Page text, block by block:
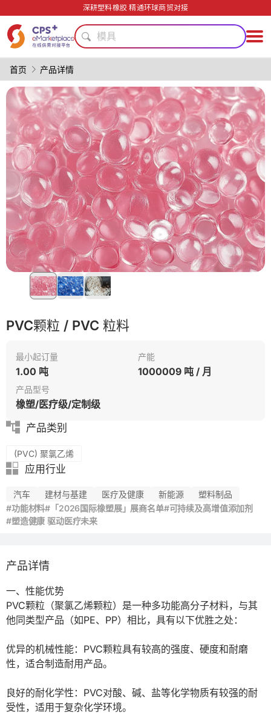
深耕塑料橡胶 精通环球商贸对接
环保
模具
绿色成型方案
PP
医疗级
耐高温
食品级
安全包装技术
环保
PVC
模具
绿色成型方案
PET
PP
首页 产品详情
PVC颗粒 / PVC 粒料
最小起订量
1.00 吨
产能
1000009 吨 / 月
产品型号
橡塑/医疗级/定制级
产品类别
(PVC) 聚氯乙烯
应用行业
汽车 建材与基建 医疗及健康 新能源
塑料制品
#功能材料#「2026国际橡塑展」展商名单#可持续及高增值添加剂
#塑造健康 驱动医疗未来
产品详情
一、性能优势
PVC颗粒（聚氯乙烯颗粒）是一种多功能高分子材料，与其
他同类型产品（如PE、PP）相比，具有以下优胜之处：
优异的机械性能：PVC颗粒具有较高的强度、硬度和耐磨
性，适合制造耐用产品。
良好的耐化学性：PVC对酸、碱、盐等化学物质有较强的耐
受性，适用于复杂化学环境。